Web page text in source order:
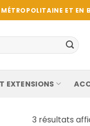
ET EN
EXTENSIONS
3 résultats